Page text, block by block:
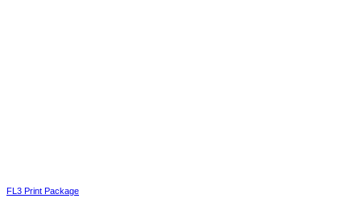
FL3 Print Package